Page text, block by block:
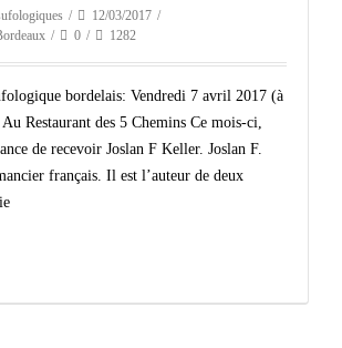
12/03/2017
0 1282
bordelais: Vendredi 7 avril 2017 (à
Restaurant des 5 Chemins Ce mois-ci,
de recevoir Joslan F Keller. Joslan F.
français. Il est l’auteur de deux